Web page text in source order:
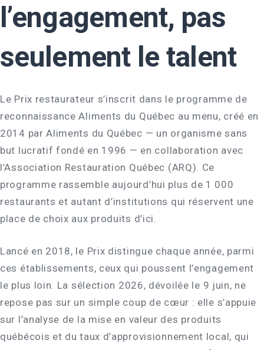
l’engagement, pas
seulement le talent
Le Prix restaurateur s’inscrit dans le programme de
reconnaissance Aliments du Québec au menu, créé en
2014 par Aliments du Québec — un organisme sans
but lucratif fondé en 1996 — en collaboration avec
l’Association Restauration Québec (ARQ). Ce
programme rassemble aujourd’hui plus de 1 000
restaurants et autant d’institutions qui réservent une
place de choix aux produits d’ici.
Lancé en 2018, le Prix distingue chaque année, parmi
ces établissements, ceux qui poussent l’engagement
le plus loin. La sélection 2026, dévoilée le 9 juin, ne
repose pas sur un simple coup de cœur : elle s’appuie
sur l’analyse de la mise en valeur des produits
québécois et du taux d’approvisionnement local, qui